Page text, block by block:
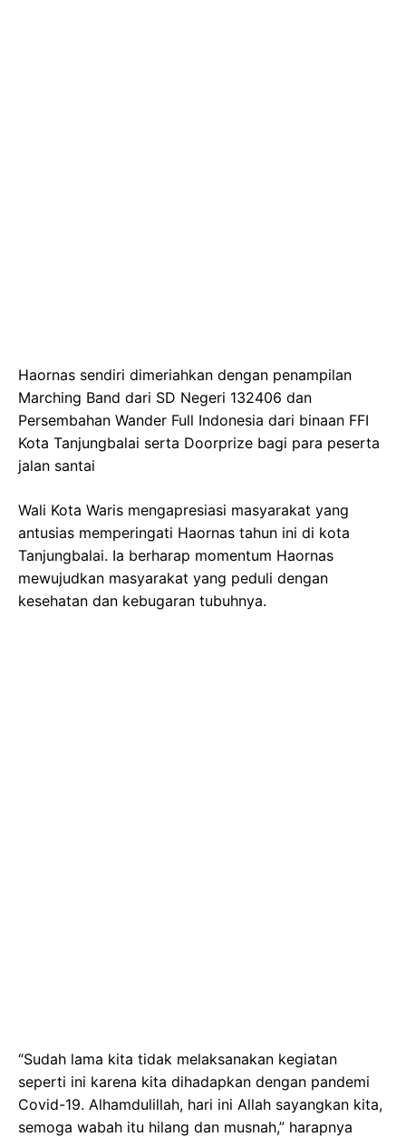
Haornas sendiri dimeriahkan dengan penampilan
Marching Band dari SD Negeri 132406 dan
Persembahan Wander Full Indonesia dari binaan FFI
Kota Tanjungbalai serta Doorprize bagi para peserta
jalan santai
Wali Kota Waris mengapresiasi masyarakat yang
antusias memperingati Haornas tahun ini di kota
Tanjungbalai. Ia berharap momentum Haornas
mewujudkan masyarakat yang peduli dengan
kesehatan dan kebugaran tubuhnya.
“Sudah lama kita tidak melaksanakan kegiatan
seperti ini karena kita dihadapkan dengan pandemi
Covid-19. Alhamdulillah, hari ini Allah sayangkan kita,
semoga wabah itu hilang dan musnah,” harapnya